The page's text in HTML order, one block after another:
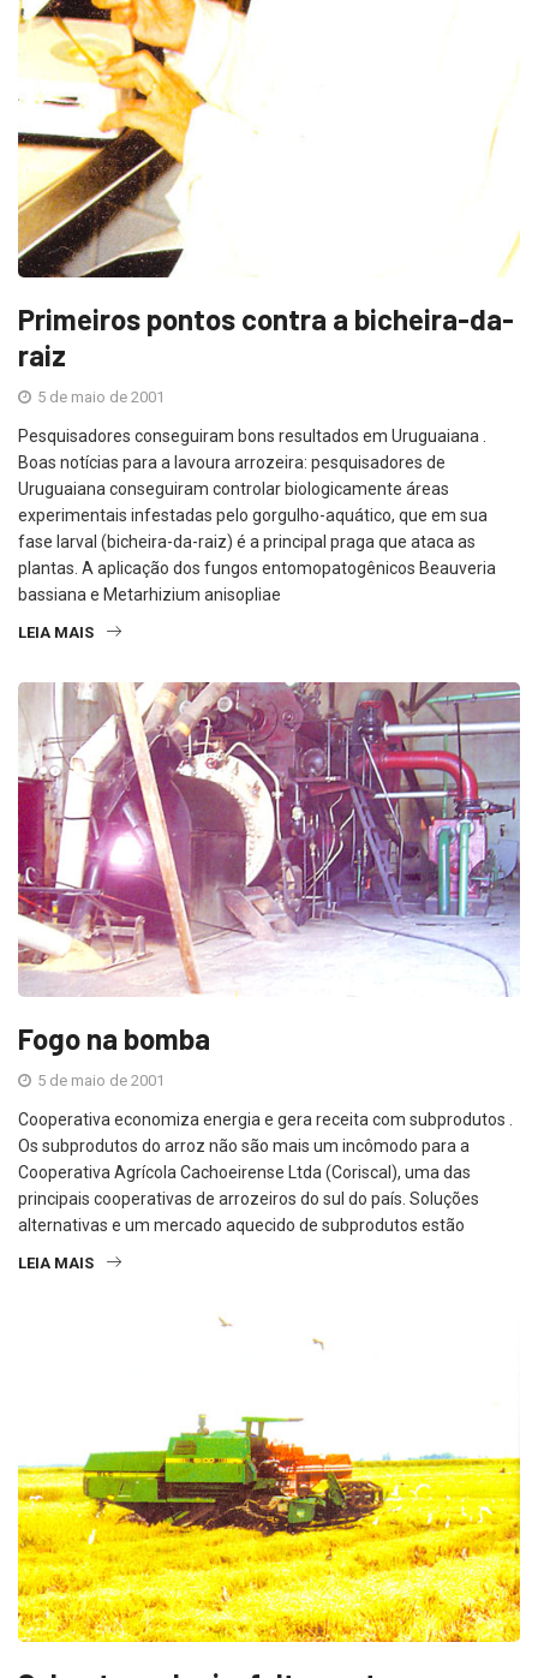
Primeiros pontos contra a bicheira-da-
raiz
5 de maio de 2001
Pesquisadores conseguiram bons resultados em Uruguaiana .
Boas notícias para a lavoura arrozeira: pesquisadores de
Uruguaiana conseguiram controlar biologicamente áreas
experimentais infestadas pelo gorgulho-aquático, que em sua
fase larval (bicheira-da-raiz) é a principal praga que ataca as
plantas. A aplicação dos fungos entomopatogênicos Beauveria
bassiana e Metarhizium anisopliae
LEIA MAIS
Fogo na bomba
5 de maio de 2001
Cooperativa economiza energia e gera receita com subprodutos .
Os subprodutos do arroz não são mais um incômodo para a
Cooperativa Agrícola Cachoeirense Ltda (Coriscal), uma das
principais cooperativas de arrozeiros do sul do país. Soluções
alternativas e um mercado aquecido de subprodutos estão
LEIA MAIS